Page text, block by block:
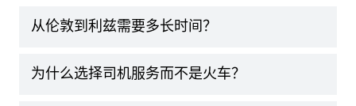
从伦敦到利兹需要多长时间？
为什么选择司机服务而不是火车？